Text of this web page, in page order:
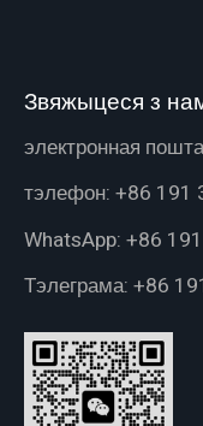
Звяжыцеся з
электронная
тэлефон: +86 191
WhatsApp: +86
Тэлеграма: +86